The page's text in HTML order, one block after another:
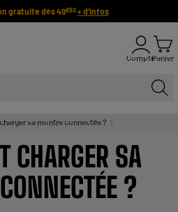
gratuite dès 49€90 + d'infos
ComptePanier
sa montre connectée ?
CHARGER SA
?